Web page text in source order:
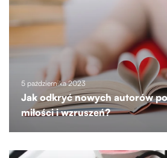
5 października 2023
Jak odkryć nowych autorów
miłości i wzruszeń?